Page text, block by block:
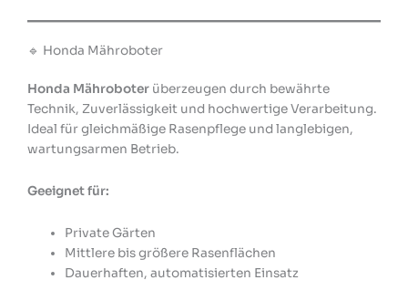
🔹 Honda Mähroboter
Honda Mähroboter überzeugen durch bewährte
Technik, Zuverlässigkeit und hochwertige Verarbeitung.
Ideal für gleichmäßige Rasenpflege und langlebigen,
wartungsarmen Betrieb.
Geeignet für:
Private Gärten
Mittlere bis größere Rasenflächen
Dauerhaften, automatisierten Einsatz